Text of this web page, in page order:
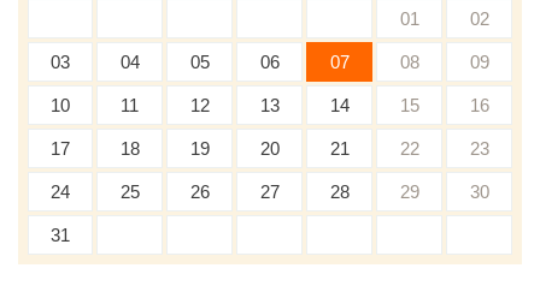
01 02
03 04 05 06 07 08 09
10 11 12 13 14 15 16
17 18 19 20 21 22 23
24 25 26 27 28 29 30
31